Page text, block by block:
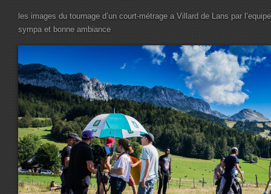
les images du tournage d’un court-métrage a Villard de Lans par
sympa et bonne ambiance